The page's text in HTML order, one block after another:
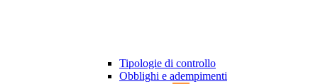
Tipologie di controllo
Obblighi e adempimenti